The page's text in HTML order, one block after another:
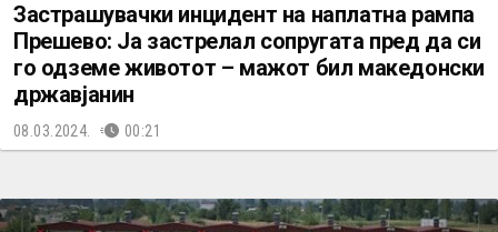
Застрашувачки инцидент на наплатна рампа
Прешево: Ја застрелал сопругата пред да си
го одземе животот – мажот бил македонски
државјанин
08.03.2024. 00:21